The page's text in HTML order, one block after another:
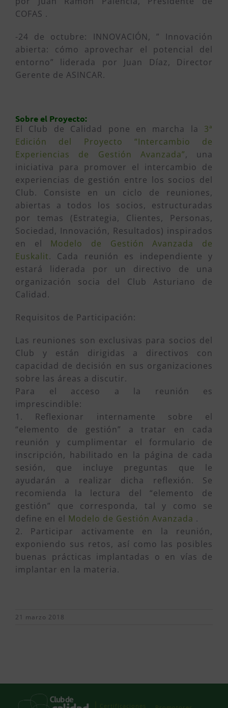
COFAS .
-24 de octubre: INNOVACIÓN, ” Innovación
abierta: cómo aprovechar el potencial del
entorno” liderada por Juan Díaz, Director
Gerente de ASINCAR.
Sobre el Proyecto:
El Club de Calidad pone en marcha la 3ª
Edición del Proyecto “Intercambio de
Experiencias de Gestión Avanzada”, una
iniciativa para promover el intercambio de
experiencias de gestión entre los socios del
Club. Consiste en un ciclo de reuniones,
abiertas a todos los socios, estructuradas
por temas (Estrategia, Clientes, Personas,
Sociedad, Innovación, Resultados) inspirados
en el Modelo de Gestión Avanzada de
Euskalit. Cada reunión es independiente y
estará liderada por un directivo de una
organización socia del Club Asturiano de
Calidad.
Requisitos de Participación:
Las reuniones son exclusivas para socios del
Club y están dirigidas a directivos con
capacidad de decisión en sus organizaciones
sobre las áreas a discutir.
Para el acceso a la reunión es
imprescindible:
1. Reflexionar internamente sobre el
“elemento de gestión” a tratar en cada
reunión y cumplimentar el formulario de
inscripción, habilitado en la página de cada
sesión, que incluye preguntas que le
ayudarán a realizar dicha reflexión. Se
recomienda la lectura del “elemento de
gestión” que corresponda, tal y como se
define en el Modelo de Gestión Avanzada .
2. Participar activamente en la reunión,
exponiendo sus retos, así como las posibles
buenas prácticas implantadas o en vías de
implantar en la materia.
21 marzo 2018
Certificaciones